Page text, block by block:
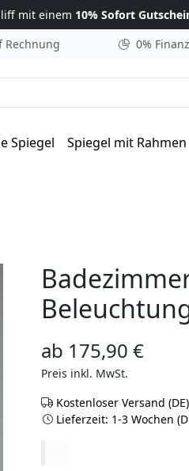
mit einem 10% Sofort
Rechnung 0%
Spiegel Spiegel mit Rahmen
ab 175,90 €
Preis inkl. MwSt.
Kostenloser Versand (DE)
Lieferzeit: 1-3 Wochen